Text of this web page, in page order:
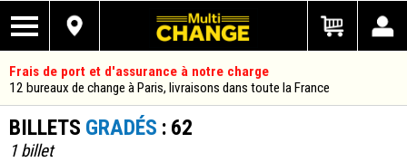
Frais de port et d'assurance à notre charge
12 bureaux de change à Paris, livraisons dans toute la France
BILLETS GRADÉS : 62
1 billet